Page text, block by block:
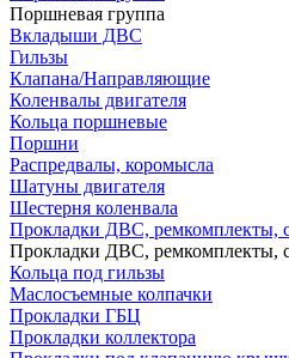
Поршневая группа
Вкладыши ДВС
Гильзы
Клапана/Направляющие
Коленвалы двигателя
Кольца поршневые
Поршни
Распредвалы, коромысла
Шатуны двигателя
Шестерня коленвала
Прокладки ДВС, ремкомплекты,
Прокладки ДВС, ремкомплекты,
Кольца под гильзы
Маслосъемные колпачки
Прокладки ГБЦ
Прокладки коллектора